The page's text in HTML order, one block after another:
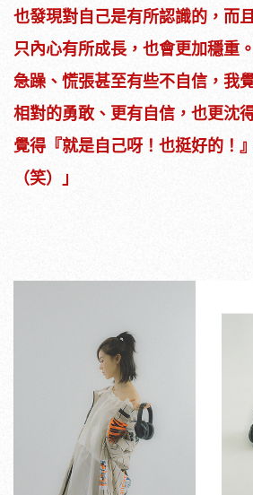
也發現對自己是有所認識的，而
只內心有所成長，也會更加穩重
急躁、慌張甚至有些不自信，我
相對的勇敢、更有自信，也更沈
覺得『就是自己呀！也挺好的！
（笑）」